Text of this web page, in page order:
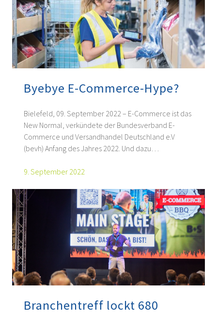
Byebye E-Commerce-Hype?
Bielefeld, 09. September 2022 – E-Commerce ist das
New Normal, verkündete der Bundesverband E-
Commerce und Versandhandel Deutschland e.V
(bevh) Anfang des Jahres 2022. Und dazu…
9. September 2022
Branchentreff lockt 680